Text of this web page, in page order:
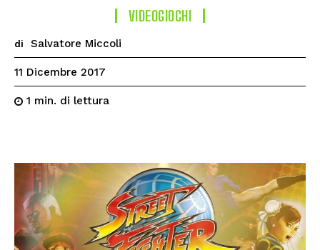
VIDEOGIOCHI
di Salvatore Miccoli
11 Dicembre 2017
1 min. di lettura